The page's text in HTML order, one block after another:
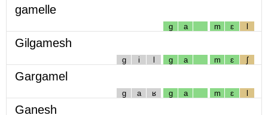
gamelle
g a m ɛ l
Gilgamesh
g i l g a m ɛ ʃ
Gargamel
g a ʁ g a m ɛ l
Ganesh